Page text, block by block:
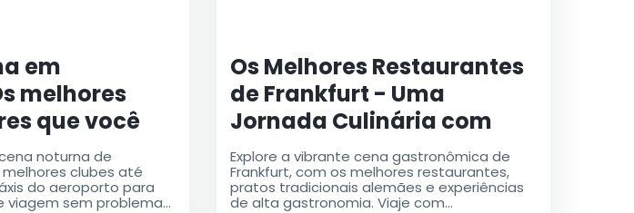
em
melhores
que você
noturna de
clubes até
do aeroporto para
viagem sem problemas
Os Melhores Restaurantes
de Frankfurt - Uma
Jornada Culinária com
Táxis do Aeroporto!
Explore a vibrante cena gastronômica de
Frankfurt, com os melhores restaurantes,
pratos tradicionais alemães e experiências
de alta gastronomia. Viaje com